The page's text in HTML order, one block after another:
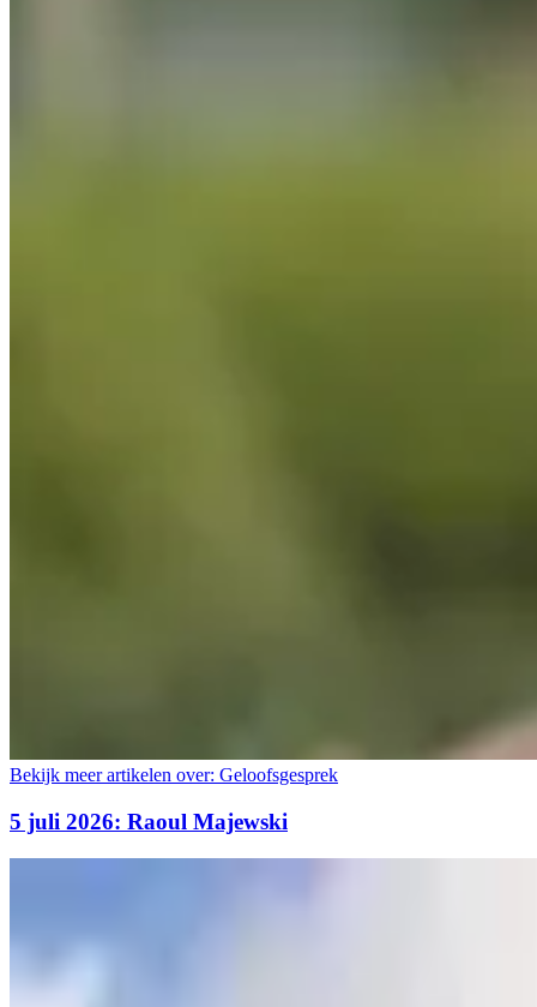
Bekijk meer artikelen over: Geloofsgesprek
5 juli 2026: Raoul Majewski